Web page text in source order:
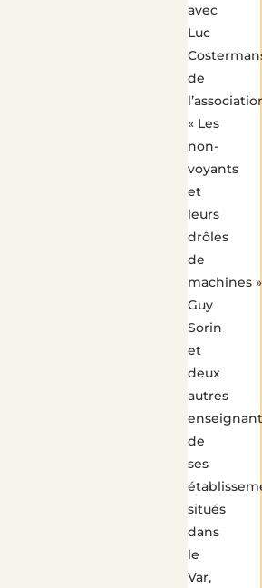
avec
Luc
de
« Les
non-
voyants
et
leurs
drôles
de
machines
Guy
Sorin
et
deux
autres
de
ses
situés
dans
le
Var,